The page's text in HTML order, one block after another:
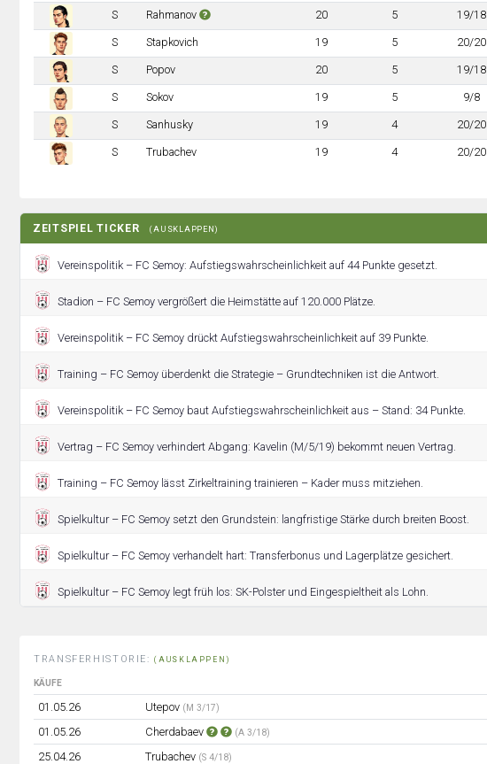
S Rahmanov 20 5 19/18
S Stapkovich 19 5 20/20
S Popov 20 5 19/18
S Sokov 19 5 9/8
S Sanhusky 19 4 20/20
S Trubachev 19 4 20/20
ZEITSPIEL TICKER (AUSKLAPPEN)
Vereinspolitik – FC Semoy: Aufstiegswahrscheinlichkeit auf 44 Punkte gesetzt.
Stadion – FC Semoy vergrößert die Heimstätte auf 120.000 Plätze.
Vereinspolitik – FC Semoy drückt Aufstiegswahrscheinlichkeit auf 39 Punkte.
Training – FC Semoy überdenkt die Strategie – Grundtechniken ist die Antwort.
Vereinspolitik – FC Semoy baut Aufstiegswahrscheinlichkeit aus – Stand: 34 Punkte.
Vertrag – FC Semoy verhindert Abgang: Kavelin (M/5/19) bekommt neuen Vertrag.
Training – FC Semoy lässt Zirkeltraining trainieren – Kader muss mitziehen.
Spielkultur – FC Semoy setzt den Grundstein: langfristige Stärke durch breiten Boost.
Spielkultur – FC Semoy verhandelt hart: Transferbonus und Lagerplätze gesichert.
Spielkultur – FC Semoy legt früh los: SK-Polster und Eingespieltheit als Lohn.
TRANSFERHISTORIE:(AUSKLAPPEN)
KÄUFE
01.05.26 Utepov (M 3/17)
01.05.26
Cherdabaev (A 3/18)
25.04.26
Trubachev (S 4/18)